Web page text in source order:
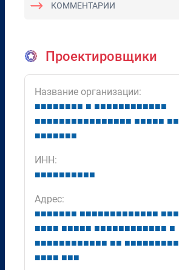
КОММЕНТАРИИ
Проектировщики
Название организации:
■■■■■■■■ ■ ■■■■■■■■■■■■
■■■■■■■■■■■■■■■■ ■■■■■ ■■
■■■■■■■
ИНН:
■■■■■■■■■■
Адрес:
■■■■■■■ ■■■■■■■■■■■■■ ■■■
■■■■ ■■■■■ ■■■■■■■■■■■■ ■
■■■■■■■■■■■■ ■■ ■■■■■■■■■
■■■■ ■■■